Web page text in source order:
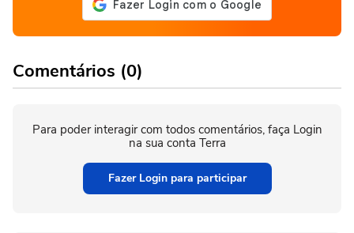
Comentários (0)
Para poder interagir com todos comentários, faça Login
na sua conta Terra
Fazer Login para participar